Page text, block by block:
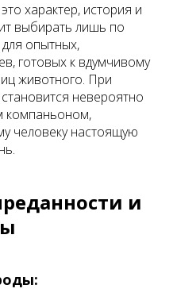
характер, история и
выбирать лишь по
опытных,
готовых к вдумчивому
животного. При
невероятно
компаньоном,
человеку настоящую
и